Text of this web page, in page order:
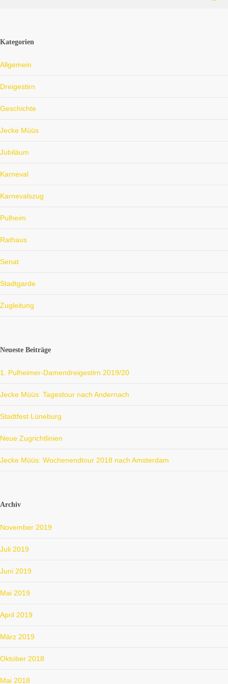
nach
im Herbst
Amsterdam
Fast zwei
warteten
Kategorien
Allgemein
Dreigestirn
Geschichte
Jecke Müüs
Jubiläum
Karneval
Karnevalszug
Pulheim
Rathaus
Senat
Stadtgarde
Zugleitung
Neueste Beiträge
1. Pulheimer-Damendreigestirn 2019/20
Jecke Müüs: Tagestour nach Andernach
Stadtfest Lüneburg
Neue Zugrichtlinien
Jecke Müüs: Wochenendtour 2018 nach Amsterdam
Archiv
November 2019
Juli 2019
Juni 2019
Mai 2019
April 2019
März 2019
Oktober 2018
Mai 2018